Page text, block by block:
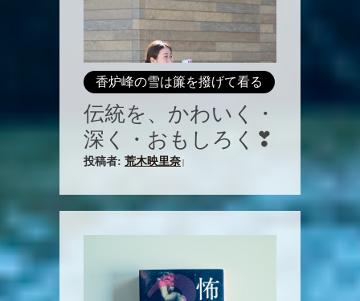
香炉峰の雪は簾を撥げて看る
伝統を、かわいく・
深く・おもしろく❣
投稿者: 荒木映里奈